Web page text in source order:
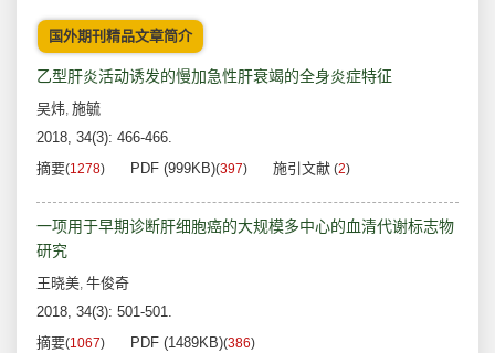
国外期刊精品文章简介
乙型肝炎活动诱发的慢加急性肝衰竭的全身炎症特征
吴炜, 施毓
2018, 34(3): 466-466.
摘要(1278) PDF (999KB)(397) 施引文献 (2)
一项用于早期诊断肝细胞癌的大规模多中心的血清代谢标志物
研究
王晓美, 牛俊奇
2018, 34(3): 501-501.
摘要(1067) PDF (1489KB)(386)